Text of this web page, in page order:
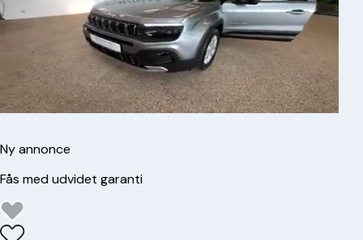
Ny annonce
Fås med udvidet garanti